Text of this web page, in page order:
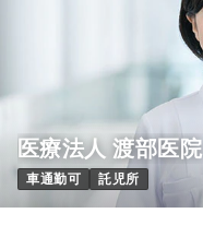
医療法人 渡部医院
車通勤可 託児所